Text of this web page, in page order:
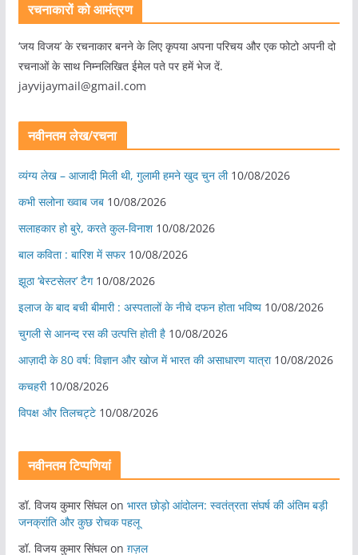
रचनाकारों को आमंत्रण
‘जय विजय’ के रचनाकार बनने के लिए कृपया अपना परिचय और एक फोटो अपनी दो
रचनाओं के साथ निम्नलिखित ईमेल पते पर हमें भेज दें.
jayvijaymail@gmail.com
नवीनतम लेख/रचना
व्यंग्य लेख – आजादी मिली थी, गुलामी हमने खुद चुन ली 10/08/2026
कभी सलोना ख्वाब जब 10/08/2026
सलाहकार हो बुरे, करते कुल-विनाश 10/08/2026
बाल कविता : बारिश में सफर 10/08/2026
झूठा ‘बेस्टसेलर’ टैग 10/08/2026
इलाज के बाद बची बीमारी : अस्पतालों के नीचे दफन होता भविष्य 10/08/2026
चुगली से आनन्द रस की उत्पत्ति होती है 10/08/2026
आज़ादी के 80 वर्ष: विज्ञान और खोज में भारत की असाधारण यात्रा 10/08/2026
कचहरी 10/08/2026
विपक्ष और तिलचट्टे 10/08/2026
नवीनतम टिप्पणियां
डॉ. विजय कुमार सिंघलon भारत छोड़ो आंदोलन: स्वतंत्रता संघर्ष की अंतिम बड़ी
जनक्रांति और कुछ रोचक पहलू
डॉ. विजय कुमार सिंघलon ग़ज़ल